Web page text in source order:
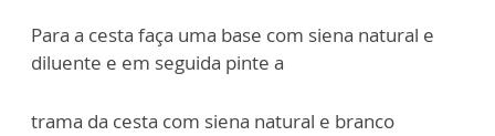
Para a cesta faça uma base com siena natural e
diluente e em seguida pinte a
trama da cesta com siena natural e branco